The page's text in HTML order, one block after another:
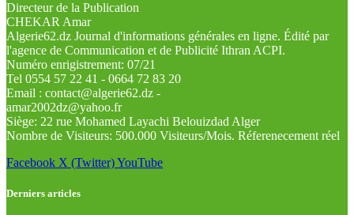
Directeur de la Publication
CHEKAR Amar
Algerie62.dz Journal d'informations générales en ligne. Édité par
l'agence de Communication et de Publicité Ithran ACPI.
Numéro enrigistrement: 07/21
Tel 0554 57 22 41 - 0664 72 83 20
Email : contact@algerie62.dz -
amar2002dz@yahoo.fr
Siège: 22 rue Mohamed Layachi Belouizdad Alger
Nombre de Visiteurs: 500.000 Visiteurs/Mois. Réferenecement réel
Facebook X (Twitter)YouTube
Derniers articles